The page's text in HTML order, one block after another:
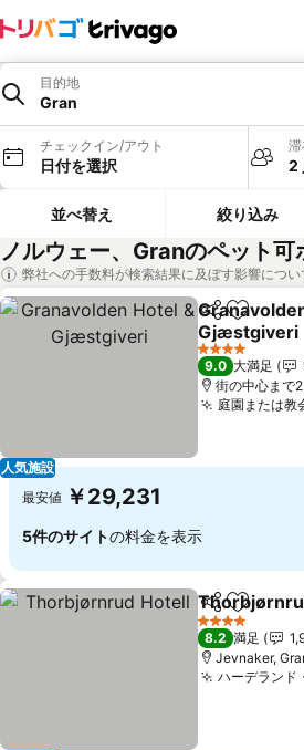
目的地
Gran
チェックイン/アウト
日付を選択 2
並べ替え 絞り込み
ノルウェー、Granのペット可
弊社への手数料が検索結果に及ぼす影響につい
人気施設
シェアお気に
Gjæstgiveri
料金を表示
4 ホテルのランク
9.0 大満足
街の中心まで
庭園または教
最安値 ￥29,231
5件のサイトの料金を表示
シェアお気に
4 ホテルのランク
8.2 満足
Jevnaker,
ハーデランド